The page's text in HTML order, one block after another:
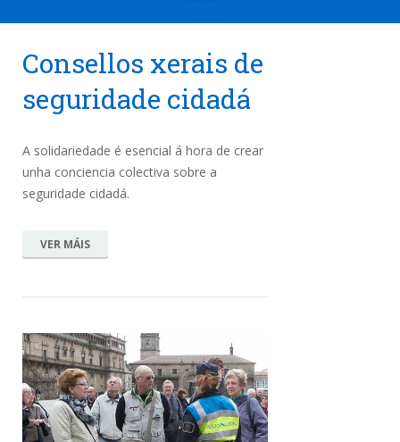
Consellos xerais de
seguridade cidadá
A solidariedade é esencial á hora de crear
unha conciencia colectiva sobre a
seguridade cidadá.
VER MÁIS